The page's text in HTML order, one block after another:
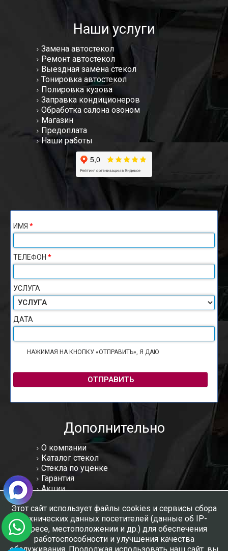
Наши услуги
Замена автостекол
Ремонт автостекол
Выездная замена стекол
Тонировка автостекол
Полировка кузова
Заправка кондиционеров
Обработка салона озоном
Магазин
Предоплата
Наши работы
ИМЯ *
ТЕЛЕФОН *
УСЛУГА
ДАТА
НАЖИМАЯ НА КНОПКУ «ОТПРАВИТЬ», Я ДАЮ
ОТПРАВИТЬ
Дополнительно
О компании
Каталог стекол
Стекла по уценке
Гарантия
Акции
Отзывы
Вакансии
Контакты
Мы в соцсетях:
Этот сайт использует файлы cookies и сервисы сбора
технических данных посетителей (данные об IP-
адресе, местоположении и др.) для обеспечения
работоспособности и улучшения качества